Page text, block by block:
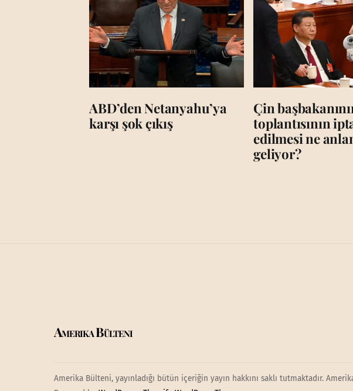
ABD’den Netanyahu’ya
karşı şok çıkış
Çin
toplantısının
edilmesi ne
geliyor?
Amerika Bülteni
Amerika Bülteni, yayınladığı bütün içeriğin yayın hakkını saklı tutmaktadır.